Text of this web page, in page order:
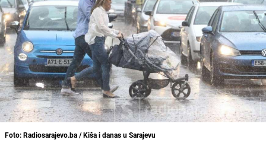
Foto: Radiosarajevo.ba / Kiša i danas u Sarajevu